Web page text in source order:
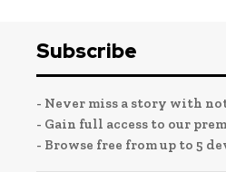
Subscribe
- Never miss a story with
- Gain full access to our
- Browse free from up to 5